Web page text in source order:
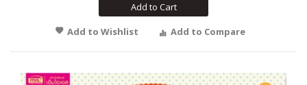
Add to Cart
Add to Wishlist
Add to Compare